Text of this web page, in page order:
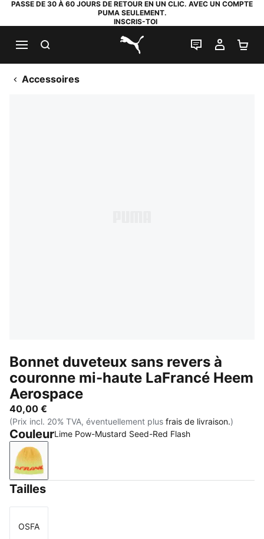
PASSE DE 30 À 60 JOURS DE RETOUR EN UN CLIC. AVEC UN COMPTE
PUMA SEULEMENT.
INSCRIS-TOI
PUMA.com
LIVE CHAT
MON
Accessoires
Bonnet duveteux sans revers à
couronne mi-haute LaFrancé Heem
Aerospace
40,00 €
(Prix incl. 20% TVA, éventuellement plus frais de livraison.)
CouleurLime Pow-Mustard Seed-Red Flash
Lime Pow-Mustard Seed-Red Flash
Tailles
Taille
OSFA